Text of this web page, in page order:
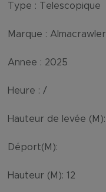
Type : Telescopique
Marque : Almacrawler
Annee : 2025
Heure : /
Hauteur de levée (M):
Déport(M):
Hauteur (M): 12